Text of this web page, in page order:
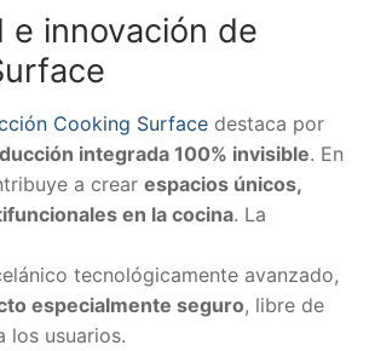
e innovación de
Cooking Surface destaca por
integrada 100% invisible. En
a crear espacios únicos,
en la cocina. La
tecnológicamente avanzado,
especialmente seguro, libre de
los usuarios.